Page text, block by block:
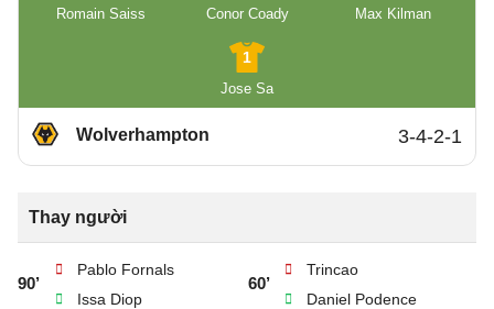
Romain Saiss
Conor Coady
Max Kilman
1
Jose Sa
Wolverhampton 3-4-2-1
Thay người
90’
Pablo Fornals
Issa Diop
60’
Trincao
Daniel Podence